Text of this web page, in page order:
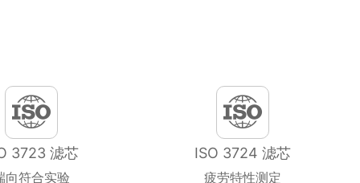
3723 滤芯
向符合实验
ISO 3724 滤芯
疲劳特性测定